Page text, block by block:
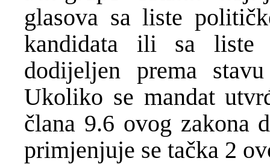
glasova sa liste
kandidata ili sa liste
dodijeljen prema
Ukoliko se mandat
člana 9.6 ovog zakona
primjenjuje se tačka 2